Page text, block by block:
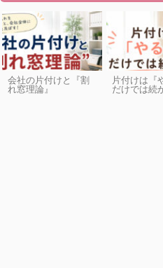
会社の片付けと『割
れ窓理論』
片付けは『
だけでは続